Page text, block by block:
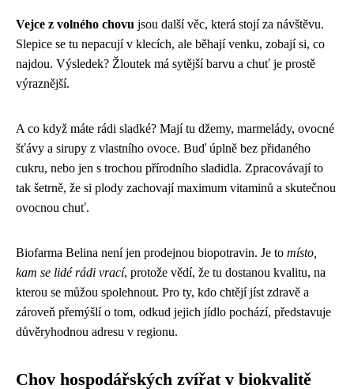
Vejce z volného chovu jsou další věc, která stojí za návštěvu.
Slepice se tu nepacují v klecích, ale běhají venku, zobají si, co
najdou. Výsledek? Žloutek má sytější barvu a chuť je prostě
výraznější.
A co když máte rádi sladké? Mají tu džemy, marmelády, ovocné
šťávy a sirupy z vlastního ovoce. Buď úplně bez přidaného
cukru, nebo jen s trochou přírodního sladidla. Zpracovávají to
tak šetrně, že si plody zachovají maximum vitaminů a skutečnou
ovocnou chuť.
Biofarma Belina není jen prodejnou biopotravin. Je to místo,
kam se lidé rádi vrací, protože vědí, že tu dostanou kvalitu, na
kterou se můžou spolehnout. Pro ty, kdo chtějí jíst zdravě a
zároveň přemýšlí o tom, odkud jejich jídlo pochází, představuje
důvěryhodnou adresu v regionu.
Chov hospodářských zvířat v biokvalitě